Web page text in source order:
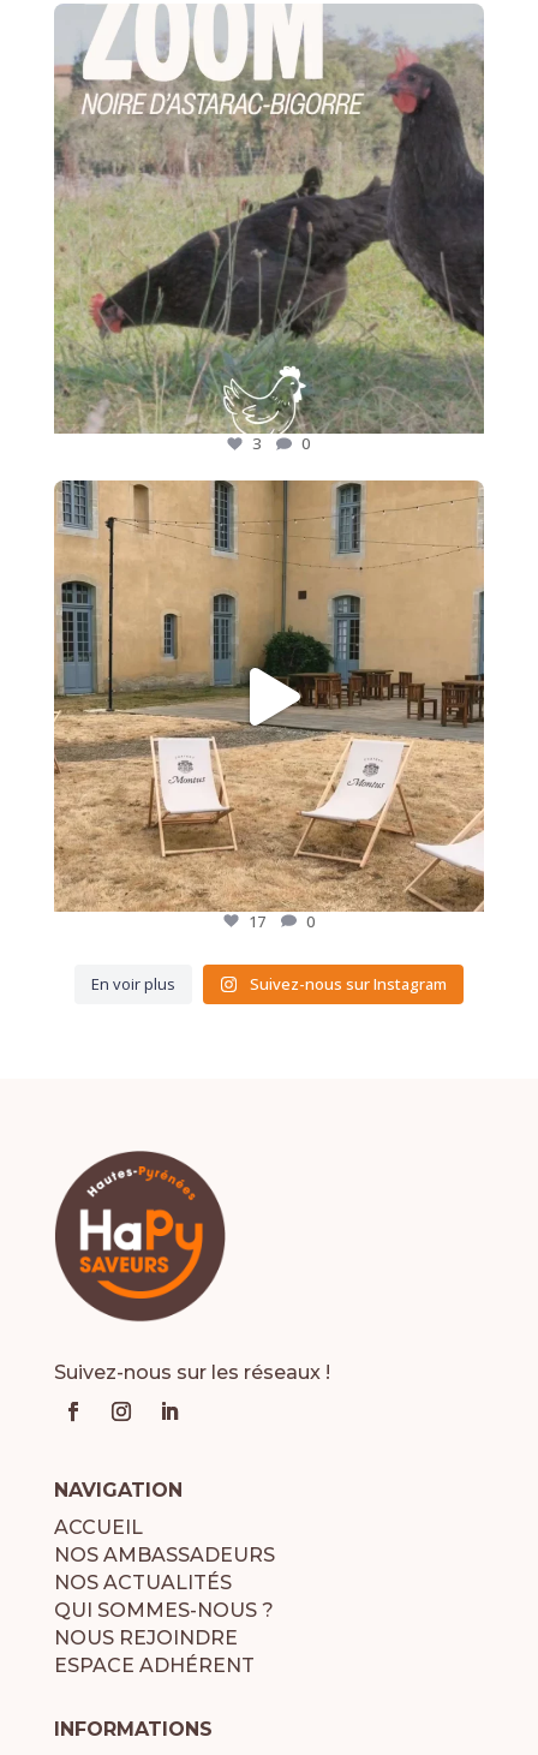
🐔 Zoom sur un produit de notre terroir
...
3 0
3 0
🍷 Nos adhérents font rayonner les saveurs des...
17 0
17 0
En voir plus Suivez-nous sur Instagram
Suivez-nous sur les réseaux !
NAVIGATION
ACCUEIL
NOS AMBASSADEURS
NOS ACTUALITÉS
QUI SOMMES-NOUS ?
NOUS REJOINDRE
ESPACE ADHÉRENT
INFORMATIONS